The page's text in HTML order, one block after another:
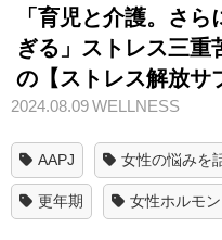
「育児と介護。さ
ぎる」ストレス三重
の【ストレス解放サ
2024.08.09WELLNESS
AAPJ 女性の悩みを
更年期 女性ホルモン